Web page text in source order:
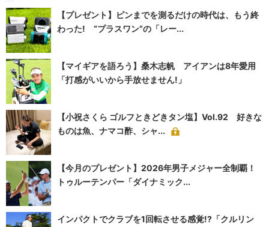
【プレゼント】ピンまでを測るだけの時代は、もう終
わった! “プラスワン”の「レー...
【マイギアを語ろう】桑木志帆 アイアンは8年愛用
「打感がいいから手放せません!」
【小祝さくら ゴルフときどきタン塩】Vol.92 好きな
ものは魚、ナマコ酢、シャ...
【今月のプレゼント】2026年男子メジャー全制覇！
トゥルーテンパー「ダイナミック...
インパクトでクラブを1回転させる感覚!?「クルリン